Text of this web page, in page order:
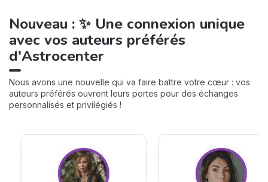
Nouveau : ✨ Une connexion unique
avec vos auteurs préférés
d'Astrocenter
Nous avons une nouvelle qui va faire battre votre cœur : vos
auteurs préférés ouvrent leurs portes pour des échanges
personnalisés et privilégiés !